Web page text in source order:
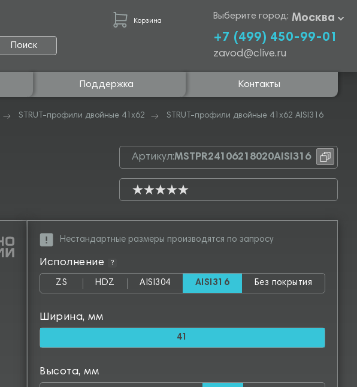
Поиск
Корзина Выберите город: Москва
+7 (499) 450-99-01
zavod@clive.ru
Поддержка Контакты
STRUT-профили двойные 41х62
STRUT-профили двойные 41х62 AISI316
Артикул:MSTPR24106218020AISI316
Нестандартные размеры производятся по запросу
Исполнение ?
ZS HDZ AISI304 AISI316 Без покрытия
Ширина, мм
41
Высота, мм